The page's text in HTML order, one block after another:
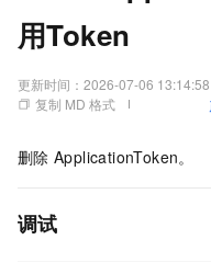
用Token
更新时间： 2026-07-06 13:14:58
复制 MD 格式
删除 ApplicationToken。
调试